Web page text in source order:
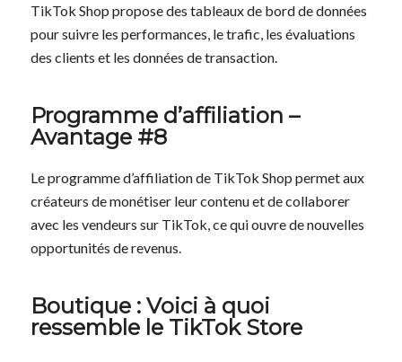
TikTok Shop propose des tableaux de bord de données
pour suivre les performances, le trafic, les évaluations
des clients et les données de transaction.
Programme d’affiliation –
Avantage #8
Le programme d’affiliation de TikTok Shop permet aux
créateurs de monétiser leur contenu et de collaborer
avec les vendeurs sur TikTok, ce qui ouvre de nouvelles
opportunités de revenus.
Boutique : Voici à quoi
ressemble le TikTok Store